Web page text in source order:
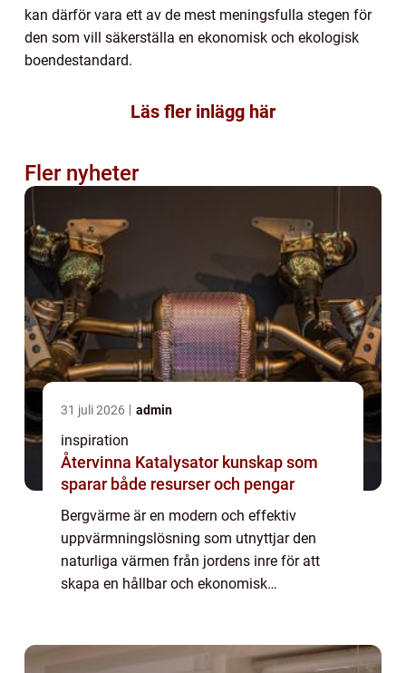
kan därför vara ett av de mest meningsfulla stegen för
den som vill säkerställa en ekonomisk och ekologisk
boendestandard.
Läs fler inlägg här
Fler nyheter
31 juli 2026 admin
inspiration
Återvinna Katalysator kunskap som
sparar både resurser och pengar
Bergvärme är en modern och effektiv
uppvärmningslösning som utnyttjar den
naturliga värmen från jordens inre för att
skapa en hållbar och ekonomisk